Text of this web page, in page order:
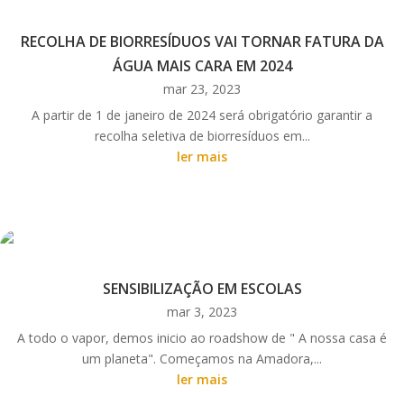
RECOLHA DE BIORRESÍDUOS VAI TORNAR FATURA DA
ÁGUA MAIS CARA EM 2024
mar 23, 2023
A partir de 1 de janeiro de 2024 será obrigatório garantir a
recolha seletiva de biorresíduos em...
ler mais
SENSIBILIZAÇÃO EM ESCOLAS
mar 3, 2023
A todo o vapor, demos inicio ao roadshow de " A nossa casa é
um planeta". Começamos na Amadora,...
ler mais